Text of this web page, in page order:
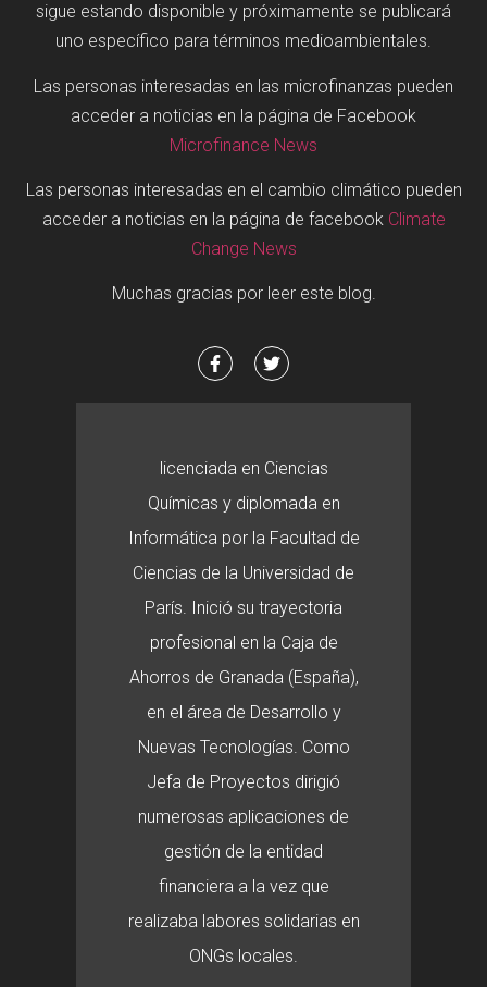
sigue estando disponible y próximamente se publicará
uno específico para términos medioambientales.
Las personas interesadas en las microfinanzas pueden
acceder a noticias en la página de Facebook
Microfinance News
Las personas interesadas en el cambio climático pueden
acceder a noticias en la página de facebook Climate
Change News
Muchas gracias por leer este blog.
licenciada en Ciencias
Químicas y diplomada en
Informática por la Facultad de
Ciencias de la Universidad de
París. Inició su trayectoria
profesional en la Caja de
Ahorros de Granada (España),
en el área de Desarrollo y
Nuevas Tecnologías. Como
Jefa de Proyectos dirigió
numerosas aplicaciones de
gestión de la entidad
financiera a la vez que
realizaba labores solidarias en
ONGs locales.